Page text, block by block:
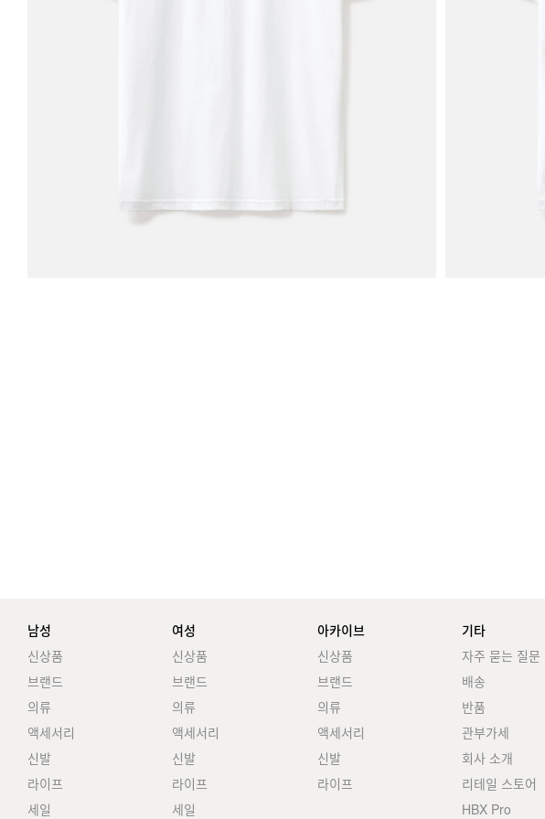
남성
신상품
브랜드
의류
액세서리
신발
라이프
세일
여성
신상품
브랜드
의류
액세서리
신발
라이프
세일
아카이브
신상품
브랜드
의류
액세서리
신발
라이프
기타
자주 묻는 질문
배송
반품
관부가세
회사 소개
리테일 스토어
HBX Pro